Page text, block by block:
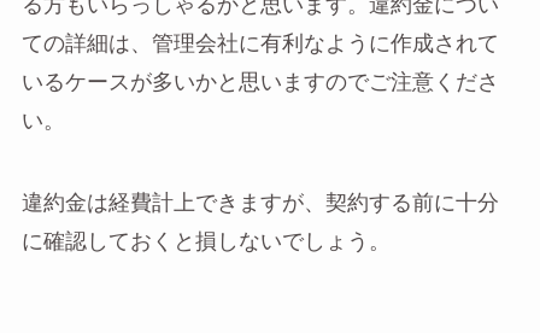
る方もいらっしゃるかと思います。違約金につい
ての詳細は、管理会社に有利なように作成されて
いるケースが多いかと思いますのでご注意くださ
い。
違約金は経費計上できますが、契約する前に十分
に確認しておくと損しないでしょう。